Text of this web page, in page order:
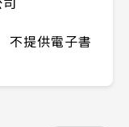
提供電子書